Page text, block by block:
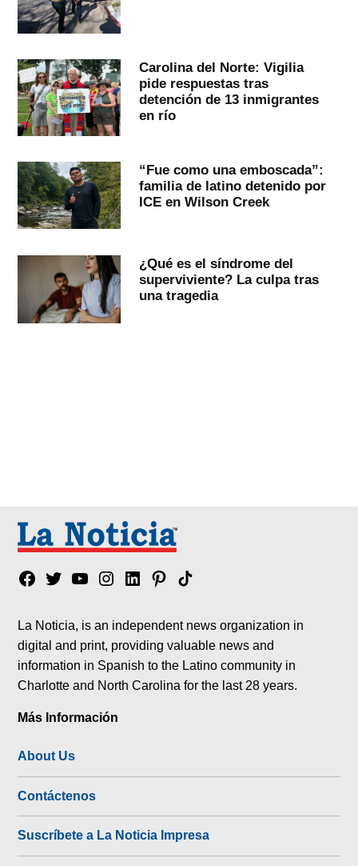
Carolina del Norte: Vigilia
pide respuestas tras
detención de 13 inmigrantes
en río
“Fue como una emboscada”:
familia de latino detenido por
ICE en Wilson Creek
¿Qué es el síndrome del
superviviente? La culpa tras
una tragedia
Facebook
TwitterYouTubeInstagram
LinkedinPinterest
Tik
La Noticia, is an independent news organization in
digital and print, providing valuable news and
information in Spanish to the Latino community in
Charlotte and North Carolina for the last 28 years.
Más Información
About Us
Contáctenos
Suscríbete a La Noticia Impresa